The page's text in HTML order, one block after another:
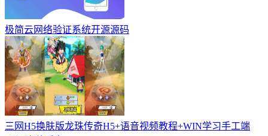
极简云网络验证系统开源源码
三网H5换肤版龙珠传奇H5+语音视频教程+WIN学习手工端